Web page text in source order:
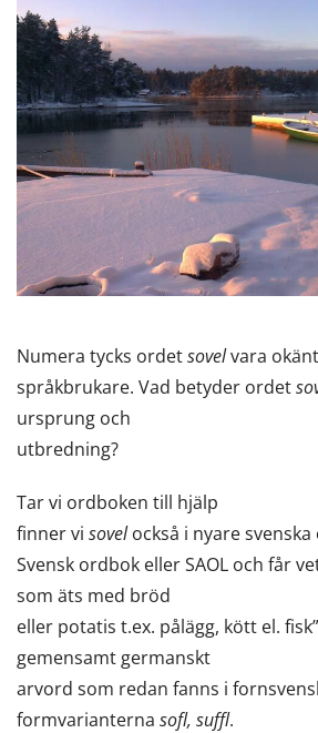
Numera tycks ordetsovelvara
språkbrukare. Vad betyder ordet
ursprung och
utbredning?
Tar vi ordboken till hjälp
finner vi sovelockså i nyare
Svensk ordbok eller SAOL och får
som äts med bröd
eller potatis t.ex. pålägg, kött el.
gemensamt germanskt
arvord som redan fanns i
formvarianterna sofl, suffl.